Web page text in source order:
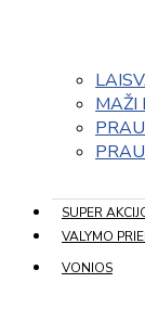
MAŽI
SUPER
VALYMO
VONIOS